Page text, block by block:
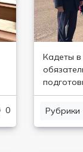
0
Кадеты
Рубрики